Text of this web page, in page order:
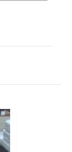
materac
materace +